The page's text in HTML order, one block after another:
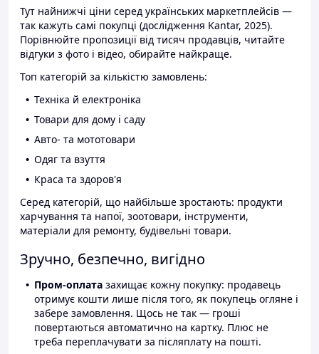
Тут найнижчі ціни серед українських маркетплейсів —
так кажуть самі покупці (дослідження Kantar, 2025).
Порівнюйте пропозиції від тисяч продавців, читайте
відгуки з фото і відео, обирайте найкраще.
Топ категорій за кількістю замовлень:
Техніка й електроніка
Товари для дому і саду
Авто- та мототовари
Одяг та взуття
Краса та здоров'я
Серед категорій, що найбільше зростають: продукти
харчування та напої, зоотовари, інструменти,
матеріали для ремонту, будівельні товари.
Зручно, безпечно, вигідно
Пром-оплата захищає кожну покупку: продавець
отримує кошти лише після того, як покупець огляне і
забере замовлення. Щось не так — гроші
повертаються автоматично на картку. Плюс не
треба переплачувати за післяплату на пошті.